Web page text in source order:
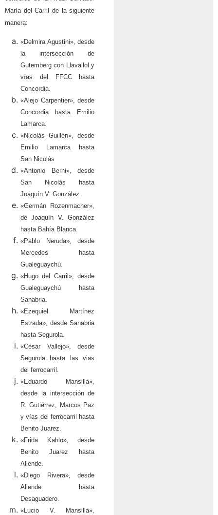
María del Carril de la siguiente
manera:
«Delmira Agustini», desde
la intersección de
Gutemberg con Llavallol y
vías del FFCC hasta
Concordia.
«Alejo Carpentier», desde
Concordia hasta Emilio
Lamarca.
«Nicolás Guillén», desde
Emilio Lamarca hasta
San Nicolás
«Antonio Berni», desde
San Nicolás hasta
Joaquín V. González.
«Germán Rozenmacher»,
de Joaquín V. González
hasta Bahía Blanca.
«Pablo Neruda», desde
Mercedes hasta
Gualeguaychú.
«Hugo del Carril», desde
Gualeguaychú hasta
Sanabria.
«Ezequiel Martínez
Estrada», desde Sanabria
hasta Segurola.
«César Vallejo», desde
Segurola hasta las vias
del ferrocarril.
«Eduardo Mansilla»,
desde la intersección de
R. Gutiérrez, Marcos Paz
y vías del ferrocarril hasta
Benito Juarez.
«Frida Kahlo», desde
Benito Juarez hasta
Allende.
«Diego Rivera», desde
Allende hasta
Desaguadero.
«Lucio V. Mansilla»,